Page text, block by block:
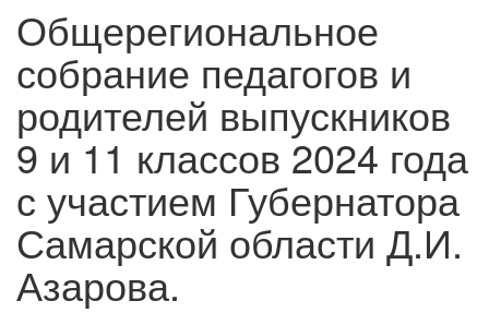
a
i
n
Общерегиональное
собрание педагогов и
родителей выпускников
9 и 11 классов 2024 года
с участием Губернатора
Самарской области Д.И.
Азарова.